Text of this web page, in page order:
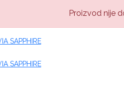
Proizvod nije